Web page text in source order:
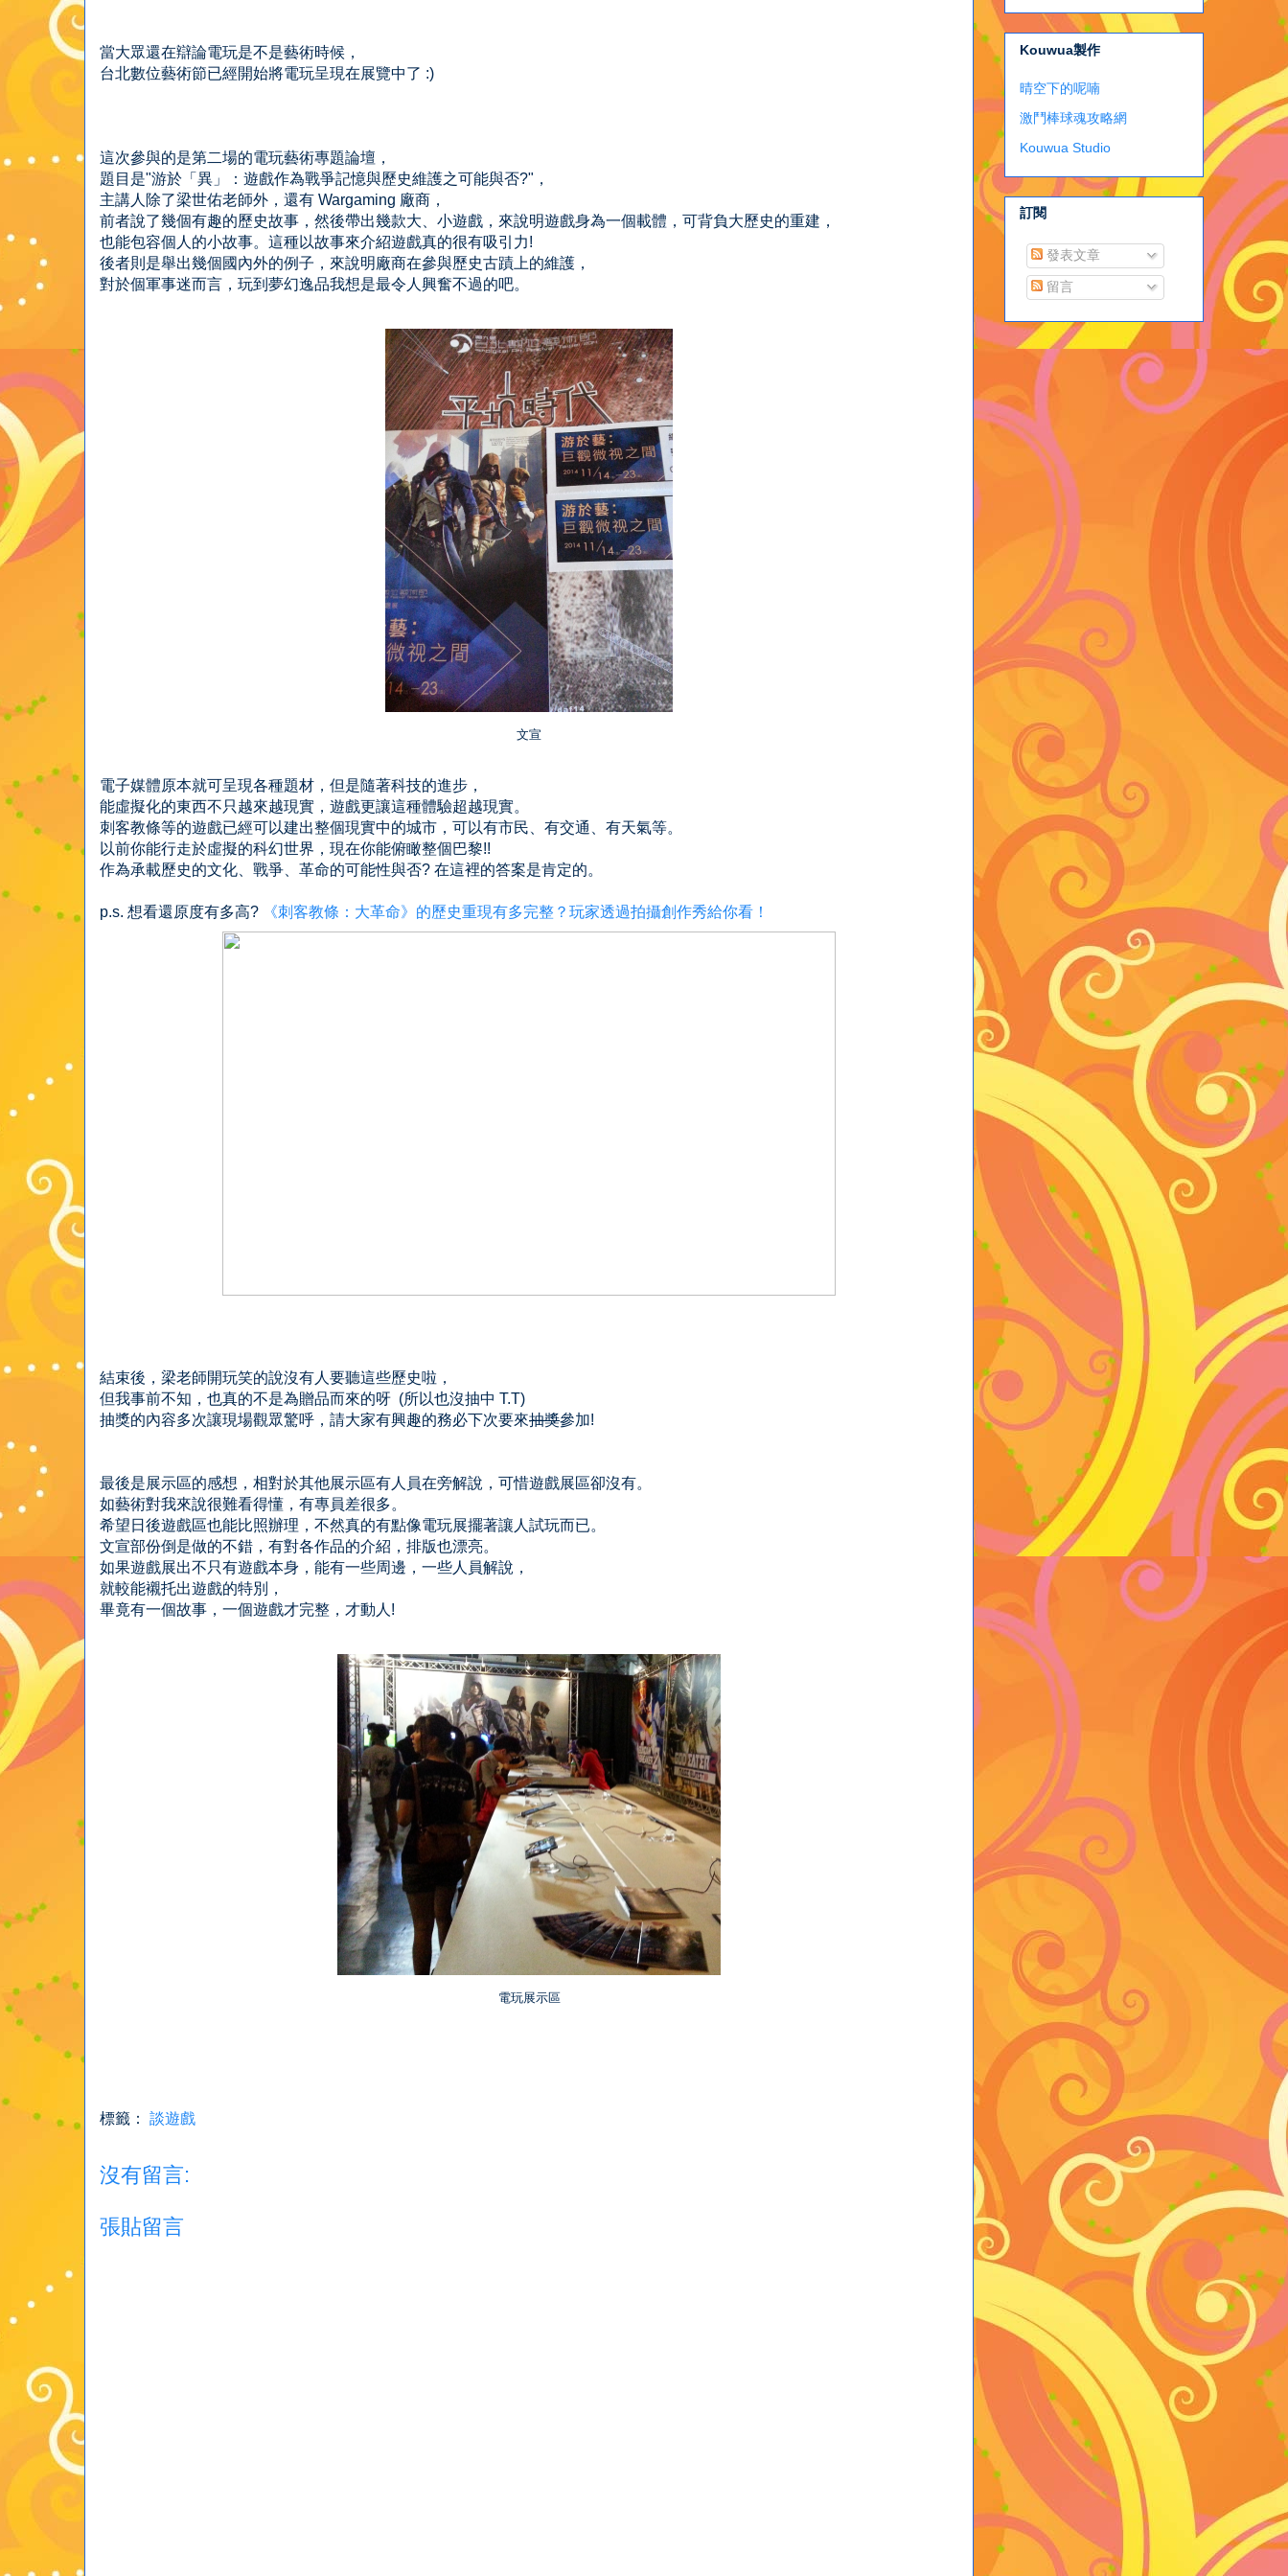
當大眾還在辯論電玩是不是藝術時候，
台北數位藝術節已經開始將電玩呈現在展覽中了 :)
這次參與的是第二場的電玩藝術專題論壇，
題目是"游於「異」：遊戲作為戰爭記憶與歷史維護之可能與否?"，
主講人除了梁世佑老師外，還有 Wargaming 廠商，
前者說了幾個有趣的歷史故事，然後帶出幾款大、小遊戲，來說明遊戲身為一個載體，可背負大歷史的重建，
也能包容個人的小故事。這種以故事來介紹遊戲真的很有吸引力!
後者則是舉出幾個國內外的例子，來說明廠商在參與歷史古蹟上的維護，
對於個軍事迷而言，玩到夢幻逸品我想是最令人興奮不過的吧。
文宣
電子媒體原本就可呈現各種題材，但是隨著科技的進步，
能虛擬化的東西不只越來越現實，遊戲更讓這種體驗超越現實。
刺客教條等的遊戲已經可以建出整個現實中的城市，可以有市民、有交通、有天氣等。
以前你能行走於虛擬的科幻世界，現在你能俯瞰整個巴黎!!
作為承載歷史的文化、戰爭、革命的可能性與否? 在這裡的答案是肯定的。
p.s. 想看還原度有多高? 《刺客教條：大革命》的歷史重現有多完整？玩家透過拍攝創作秀給你看！
結束後，梁老師開玩笑的說沒有人要聽這些歷史啦，
但我事前不知，也真的不是為贈品而來的呀 (所以也沒抽中 T.T)
抽獎的內容多次讓現場觀眾驚呼，請大家有興趣的務必下次要來抽獎參加!
最後是展示區的感想，相對於其他展示區有人員在旁解說，可惜遊戲展區卻沒有。
如藝術對我來說很難看得懂，有專員差很多。
希望日後遊戲區也能比照辦理，不然真的有點像電玩展擺著讓人試玩而已。
文宣部份倒是做的不錯，有對各作品的介紹，排版也漂亮。
如果遊戲展出不只有遊戲本身，能有一些周邊，一些人員解說，
就較能襯托出遊戲的特別，
畢竟有一個故事，一個遊戲才完整，才動人!
電玩展示區
標籤： 談遊戲
沒有留言:
張貼留言
Kouwua製作
晴空下的呢喃
激鬥棒球魂攻略網
Kouwua Studio
訂閱
發表文章
留言